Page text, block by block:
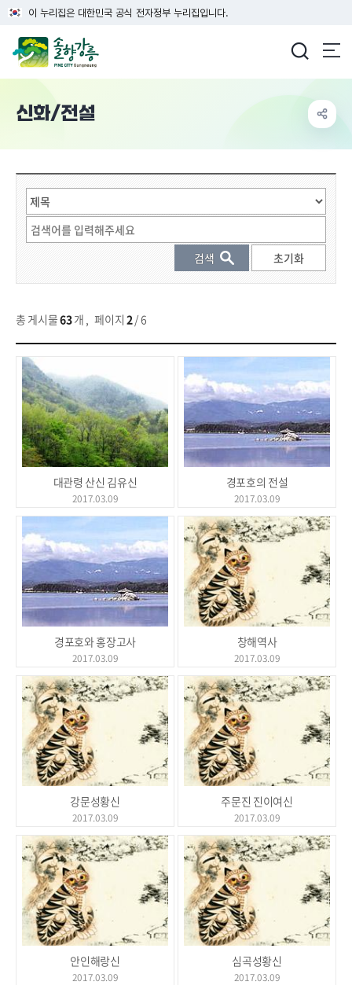
이 누리집은 대한민국 공식 전자정부 누리집입니다.
신화/전설
총 게시물63개 , 페이지2/ 6
대관령 산신 김유신
2017.03.09
경포호의 전설
2017.03.09
경포호와 홍장고사
2017.03.09
창해역사
2017.03.09
강문성황신
2017.03.09
주문진 진이여신
2017.03.09
안인해랑신
2017.03.09
심곡성황신
2017.03.09